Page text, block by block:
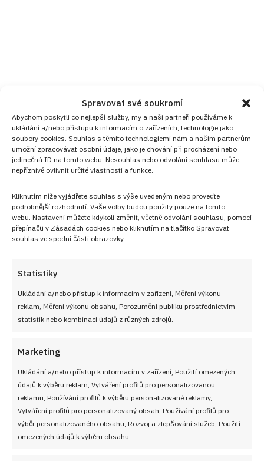
Spravovat své soukromí
Abychom poskytli co nejlepší služby, my a naši partneři používáme k
ukládání a/nebo přístupu k informacím o zařízeních, technologie jako
soubory cookies. Souhlas s těmito technologiemi nám a našim partnerům
umožní zpracovávat osobní údaje, jako je chování při procházení nebo
jedinečná ID na tomto webu. Nesouhlas nebo odvolání souhlasu může
nepříznivě ovlivnit určité vlastnosti a funkce.
Kliknutím níže vyjádřete souhlas s výše uvedeným nebo proveďte
podrobnější rozhodnutí. Vaše volby budou použity pouze na tomto
webu. Nastavení můžete kdykoli změnit, včetně odvolání souhlasu, pomocí
přepínačů v Zásadách cookies nebo kliknutím na tlačítko Spravovat
souhlas ve spodní části obrazovky.
Statistiky
Ukládání a/nebo přístup k informacím v zařízení, Měření výkonu
reklam, Měření výkonu obsahu, Porozumění publiku prostřednictvím
statistik nebo kombinací údajů z různých zdrojů.
Marketing
Ukládání a/nebo přístup k informacím v zařízení, Použití omezených
údajů k výběru reklam, Vytváření profilů pro personalizovanou
reklamu, Používání profilů k výběru personalizované reklamy,
Vytváření profilů pro personalizovaný obsah, Používání profilů pro
výběr personalizovaného obsahu, Rozvoj a zlepšování služeb, Použití
omezených údajů k výběru obsahu.